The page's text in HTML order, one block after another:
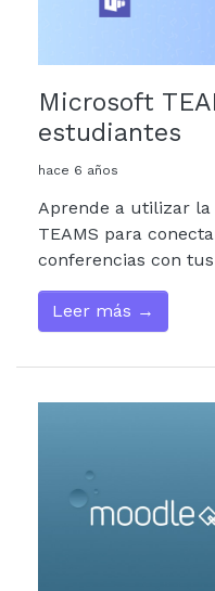
Microsoft
estudiantes
hace 6 años
Aprende a utilizar
TEAMS para
conferencias con
Leer más →